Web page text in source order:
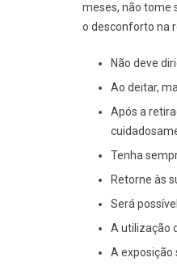
meses, não tome
o desconforto na
Não deve
Ao deitar,
Após a
Tenha
Retorne às
Será
A utilização
A exposição